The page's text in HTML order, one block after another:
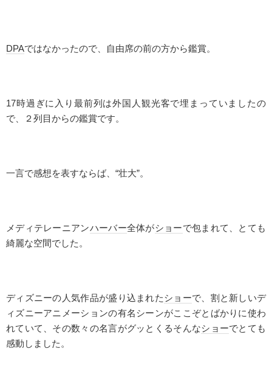
DPAではなかったので、自由席の前の方から鑑賞。
17時過ぎに入り最前列は外国人観光客で埋まっていましたの
で、２列目からの鑑賞です。
一言で感想を表すならば、“壮大”。
メディテレーニアンハーバー全体がショーで包まれて、とても
綺麗な空間でした。
ディズニーの人気作品が盛り込まれたショーで、割と新しいデ
ィズニーアニメーションの有名シーンがここぞとばかりに使わ
れていて、その数々の名言がグッとくるそんなショーでとても
感動しました。